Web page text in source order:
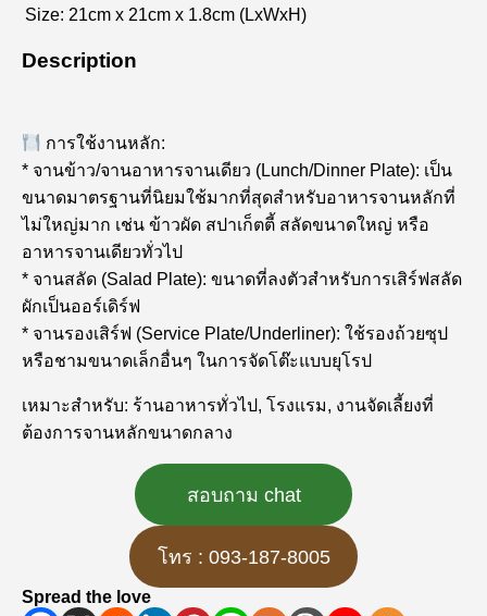
Size: 21cm x 21cm x 1.8cm (LxWxH)
Description
การใช้งานหลัก:
* จานข้าว/จานอาหารจานเดียว (Lunch/Dinner Plate): เป็น
ขนาดมาตรฐานที่นิยมใช้มากที่สุดสำหรับอาหารจานหลักที่
ไม่ใหญ่มาก เช่น ข้าวผัด สปาเก็ตตี้ สลัดขนาดใหญ่ หรือ
อาหารจานเดียวทั่วไป
* จานสลัด (Salad Plate): ขนาดที่ลงตัวสำหรับการเสิร์ฟสลัด
ผักเป็นออร์เดิร์ฟ
* จานรองเสิร์ฟ (Service Plate/Underliner): ใช้รองถ้วยซุป
หรือชามขนาดเล็กอื่นๆ ในการจัดโต๊ะแบบยุโรป
เหมาะสำหรับ: ร้านอาหารทั่วไป, โรงแรม, งานจัดเลี้ยงที่
ต้องการจานหลักขนาดกลาง
สอบถาม chat
โทร : 093-187-8005
Spread the love